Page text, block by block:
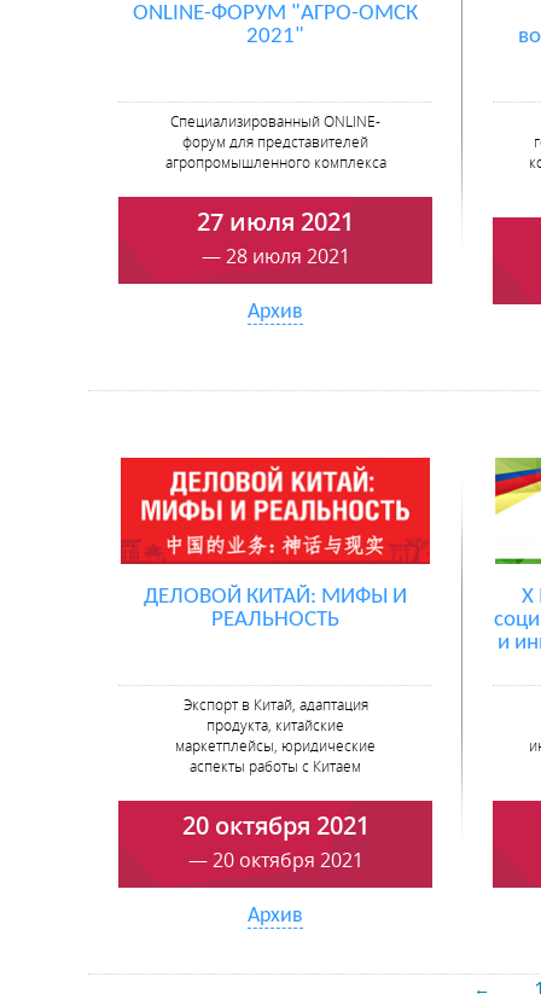
ONLINE-ФОРУМ "АГРО-ОМСК
2021"
Специализированный ONLINE-
форум для представителей
агропромышленного комплекса
27 июля 2021
— 28 июля 2021
Архив
ДЕЛОВОЙ КИТАЙ: МИФЫ И
РЕАЛЬНОСТЬ
Экспорт в Китай, адаптация
продукта, китайские
маркетплейсы, юридические
аспекты работы с Китаем
20 октября 2021
— 20 октября 2021
Архив
Х
и
←